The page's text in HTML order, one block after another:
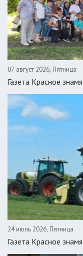
07 август 2026, Пятница
Газета Красное
24 июль 2026, Пятница
Газета Красное